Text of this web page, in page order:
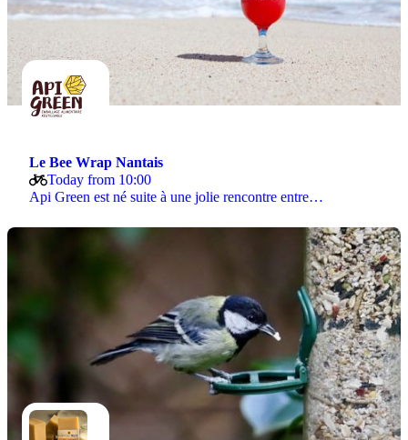
Le Bee Wrap Nantais
Today from 10:00
Api Green est né suite à une jolie rencontre entre…